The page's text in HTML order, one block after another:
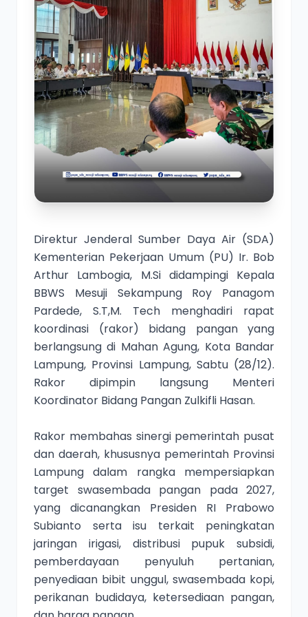
Direktur Jenderal Sumber Daya Air (SDA)
Kementerian Pekerjaan Umum (PU) Ir. Bob
Arthur Lambogia, M.Si didampingi Kepala
BBWS Mesuji Sekampung Roy Panagom
Pardede, S.T,M. Tech menghadiri rapat
koordinasi (rakor) bidang pangan yang
berlangsung di Mahan Agung, Kota Bandar
Lampung, Provinsi Lampung, Sabtu (28/12).
Rakor dipimpin langsung Menteri
Koordinator Bidang Pangan Zulkifli Hasan.
Rakor membahas sinergi pemerintah pusat
dan daerah, khususnya pemerintah Provinsi
Lampung dalam rangka mempersiapkan
target swasembada pangan pada 2027,
yang dicanangkan Presiden RI Prabowo
Subianto serta isu terkait peningkatan
jaringan irigasi, distribusi pupuk subsidi,
pemberdayaan penyuluh pertanian,
penyediaan bibit unggul, swasembada kopi,
perikanan budidaya, ketersediaan pangan,